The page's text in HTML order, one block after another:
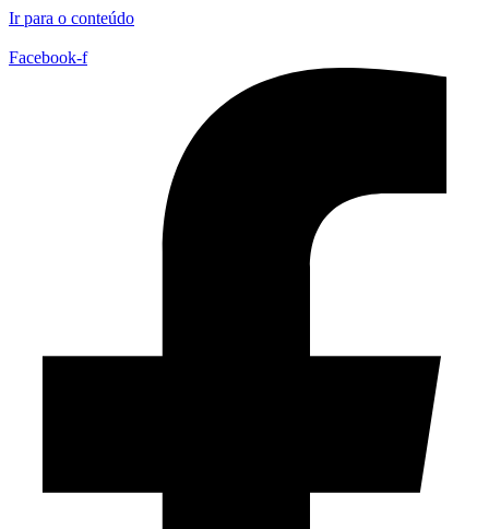
Ir para o conteúdo
Facebook-f